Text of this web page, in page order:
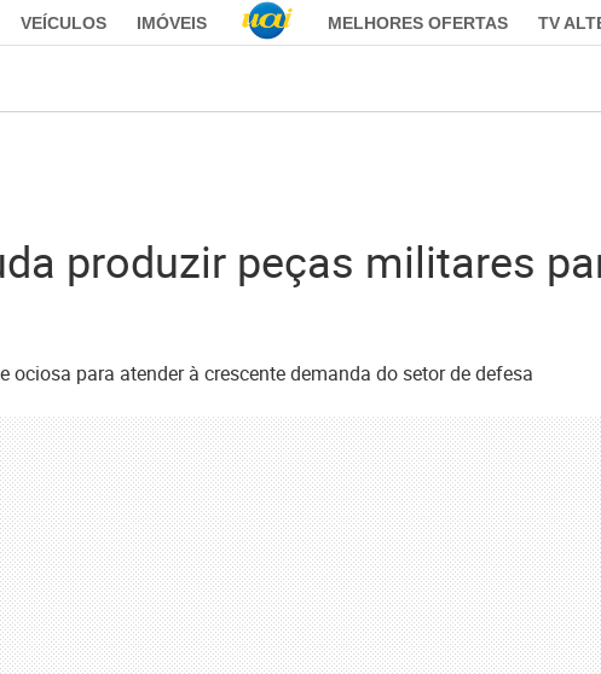
VEÍCULOS IMÓVEIS MELHORES OFERTAS TV
produzir peças militares
ociosa para atender à crescente demanda do setor de defesa